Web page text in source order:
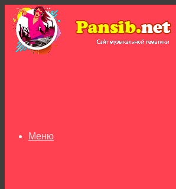
Меню